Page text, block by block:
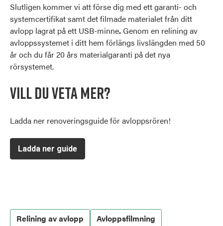
Slutligen kommer vi att förse dig med ett garanti- och
systemcertifikat samt det filmade materialet från ditt
avlopp lagrat på ett USB-minne.Genom en relining av
avloppssystemet i ditt hem förlängs livslängden med 50
år och du får 20 års materialgaranti på det nya
rörsystemet.
Vill du veta mer?
Ladda ner renoveringsguide för avloppsrören!
Ladda ner guide
Relining av avlopp Avloppsfilmning